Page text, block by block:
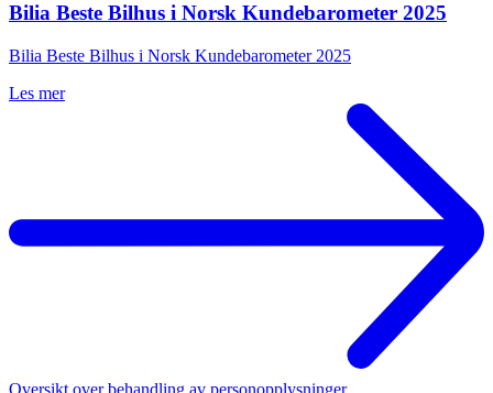
Bilia Beste Bilhus i Norsk Kundebarometer 2025
Bilia Beste Bilhus i Norsk Kundebarometer 2025
Les mer
Oversikt over behandling av personopplysninger